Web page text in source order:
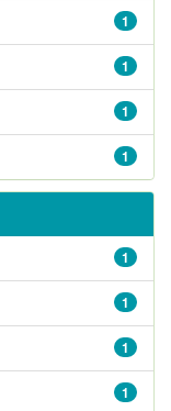
1
1
1
1
1
1
1
1